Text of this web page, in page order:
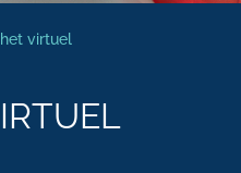
virtuel